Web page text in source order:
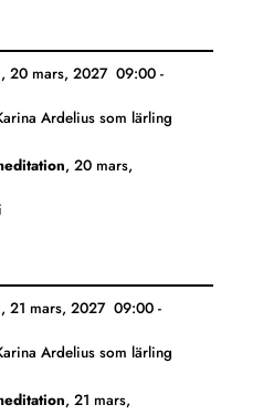
, 20 mars, 2027 09:00-
Ardelius som lärling
, 20 mars,
, 21 mars, 2027 09:00-
Ardelius som lärling
, 21 mars,